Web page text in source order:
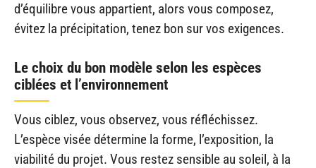
d’équilibre vous appartient, alors vous composez,
évitez la précipitation, tenez bon sur vos exigences.
Le choix du bon modèle selon les espèces
ciblées et l’environnement
Vous ciblez, vous observez, vous réfléchissez.
L’espèce visée détermine la forme, l’exposition, la
viabilité du projet. Vous restez sensible au soleil, à la